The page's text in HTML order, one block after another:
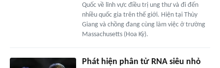
Quốc về lĩnh vực điều trị ung thư và đi đến
nhiều quốc gia trên thế giới. Hiện tại Thùy
Giang và chồng đang cùng làm việc ở trường
Massachusetts (Hoa Kỳ).
Phát hiện phân tử RNA siêu nhỏ